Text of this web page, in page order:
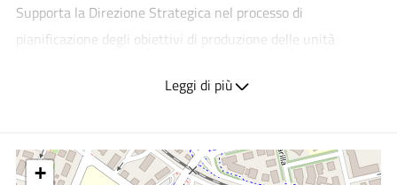
Supporta la Direzione Strategica nel processo di
pianificazione degli obiettivi di produzione delle unità
Gestione, Qualità e Risk Management, Risorse Umane e
assegnati e propone interventi correttivi in base
all’andamento della domanda e delle performance delle unità
Leggi di più
+